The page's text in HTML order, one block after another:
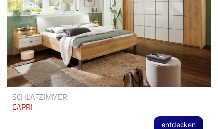
SCHLAFZIMMER
CAPRI
entdecken